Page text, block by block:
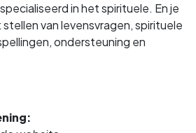
in het spirituele. En je
van levensvragen, spirituele
ondersteuning en